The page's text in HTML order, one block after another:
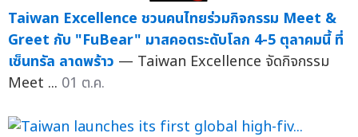
Taiwan Excellence ชวนคนไทยร่วมกิจกรรม Meet &
Greet กับ "FuBear" มาสคอตระดับโลก 4-5 ตุลาคมนี้ ที่
เซ็นทรัล ลาดพร้าว — Taiwan Excellence จัดกิจกรรม
Meet ... 01 ต.ค.